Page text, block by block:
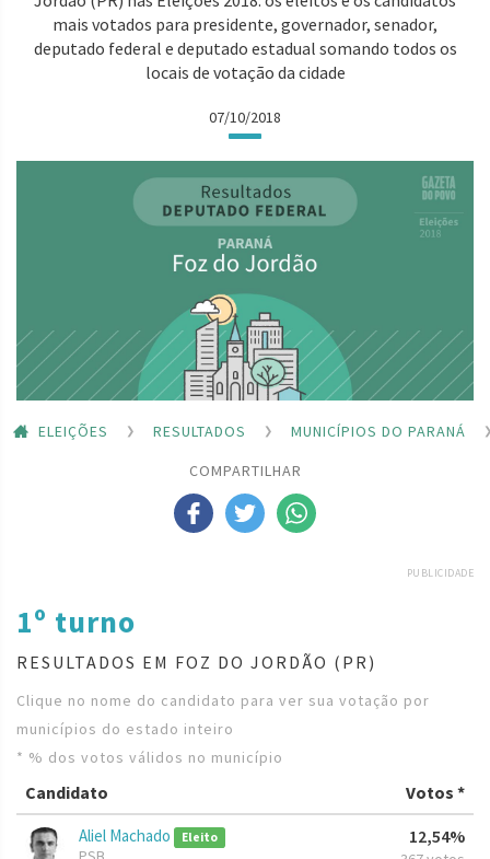
mais votados para presidente, governador, senador,
deputado federal e deputado estadual somando todos os
locais de votação da cidade
07/10/2018
ELEIÇÕES RESULTADOS
MUNICÍPIOS DO PARANÁ
COMPARTILHAR
PUBLICIDADE
1º turno
RESULTADOS EM FOZ DO JORDÃO (PR)
Clique no nome do candidato para ver sua votação por
municípios do estado inteiro
* % dos votos válidos no município
Candidato Votos *
Aliel Machado Eleito 12,54%